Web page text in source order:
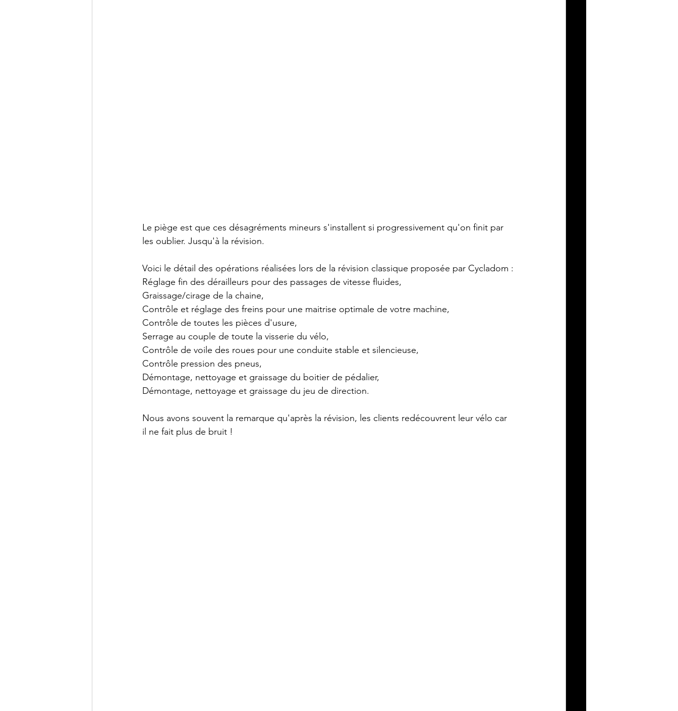
Le piège est que ces désagréments mineurs s'installent si progressivement qu'on finit par
les oublier. Jusqu'à la révision.
Voici le détail des opérations réalisées lors de la révision classique proposée par Cycladom :
Réglage fin des dérailleurs pour des passages de vitesse fluides,
Graissage/cirage de la chaine,
Contrôle et réglage des freins pour une maitrise optimale de votre machine,
Contrôle de toutes les pièces d'usure,
Serrage au couple de toute la visserie du vélo,
Contrôle de voile des roues pour une conduite stable et silencieuse,
Contrôle pression des pneus,
Démontage, nettoyage et graissage du boitier de pédalier,
Démontage, nettoyage et graissage du jeu de direction.
Nous avons souvent la remarque qu'après la révision, les clients redécouvrent leur vélo car
il ne fait plus de bruit !